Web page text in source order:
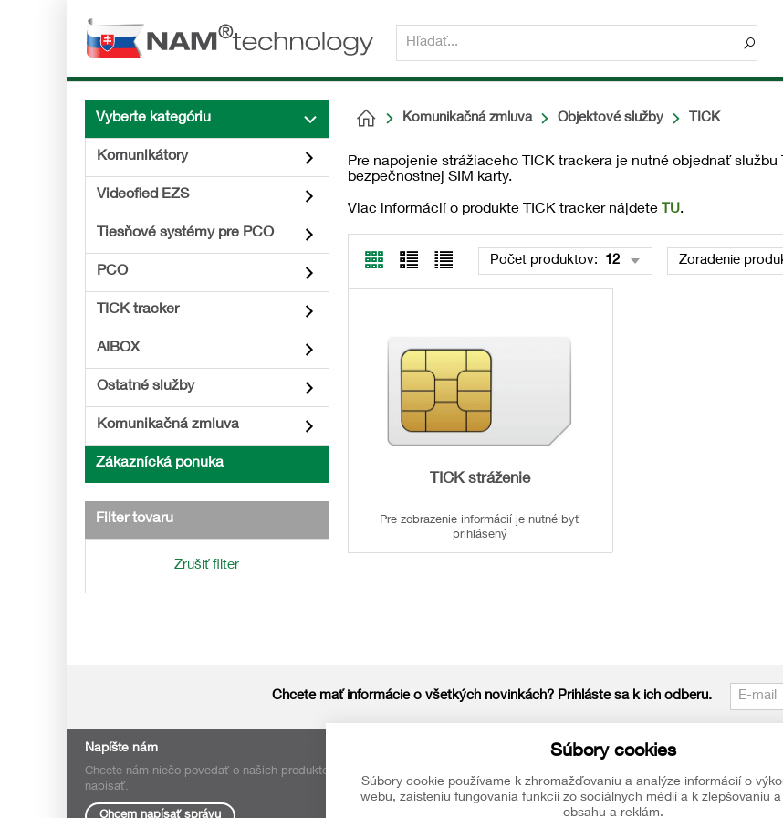
Vyberte kategóriu
Komunikátory
Videofied EZS
Tiesňové systémy pre PCO
PCO
TICK tracker
AIBOX
Ostatné služby
Komunikačná zmluva
Zákaznícká ponuka
Filter tovaru
Zrušiť filter
Komunikačná zmluva Objektové služby TICK
Pre napojenie strážiaceho TICK trackera je nutné objednať
bezpečnostnej SIM karty.
Viac informácií o produkte TICK tracker nájdete TU.
Počet produktov: 12 Zoradenie
TICK stráženie
Pre zobrazenie informácií je nutné byť
prihlásený
Chcete mať informácie o všetkých novinkách? Prihláste sa k ich odberu.
Napíšte nám
Chcete nám niečo povedať o našich produktoch alebo e-shope? Neváhajte
napísať.
Sledujte nás
Súbory cookies
Súbory cookie používame k zhromažďovaniu a analýze informácií o
webu, zaisteniu fungovania funkcií zo sociálnych médií a k zlepšovaniu
obsahu a reklám.